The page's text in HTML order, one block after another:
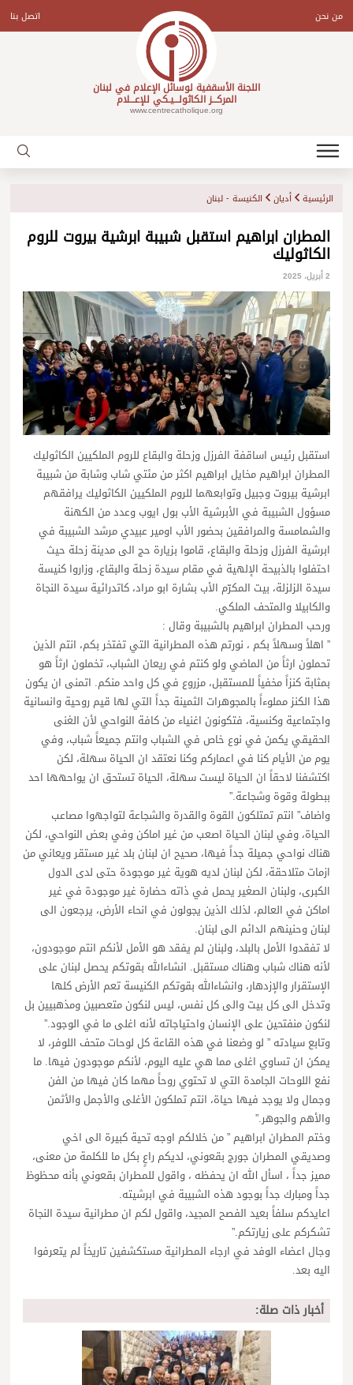
contentمن نحن اتصل بنا
اللجنة الأسقفية لوسائل الإعلام في لبنان
المركـــز الكاثولـــيـكي للإعـــلام
www.centrecatholique.org
الرئيسية أديان الكنيسة - لبنان
المطران ابراهيم استقبل شبيبة ابرشية بيروت للروم
الكاثوليك
2 أبريل، 2025
استقبل رئيس اساقفة الفرزل وزحلة والبقاع للروم الملكيين الكاثوليك
المطران ابراهيم مخايل ابراهيم اكثر من مئتي شاب وشابة من شبيبة
ابرشية بيروت وجبيل وتوابعهما للروم الملكيين الكاثوليك يرافقهم
مسؤول الشبيبة في الأبرشية الأب بول ايوب وعدد من الكهنة
والشمامسة والمرافقين بحضور الأب اومير عبيدي مرشد الشبيبة في
ابرشية الفرزل وزحلة والبقاع، قاموا بزيارة حج الى مدينة زحلة حيث
احتفلوا بالذبيحة الإلهية في مقام سيدة زحلة والبقاع، وزاروا كنيسة
سيدة الزلزلة، بيت المكرّم الأب بشارة ابو مراد، كاتدرائية سيدة النجاة
والكابيلا والمتحف الملكي.
ورحب المطران ابراهيم بالشبيبة وقال :
” اهلاً وسهلاً بكم ، نورتم هذه المطرانية التي تفتخر بكم، انتم الذين
تحملون ارثاً من الماضي ولو كنتم في ريعان الشباب، تخملون ارثاً هو
بمثابة كنزاً مخفياً للمستقبل، مزروع في كل واحد منكم. اتمنى ان يكون
هذا الكنز مملوءاً بالمجوهرات الثمينة جداً التي لها قيم روحية وانسانية
واجتماعية وكنسية، فتكونون اغنياء من كافة النواحي لأن الغنى
الحقيقي يكمن في نوع خاص في الشباب وانتم جميعاً شباب، وفي
يوم من الأيام كنا في اعماركم وكنا نعتقد ان الحياة سهلة، لكن
اكتشفنا لاحقاً ان الحياة ليست سهلة، الحياة تستحق ان يواحهها احد
ببطولة وقوة وشجاعة.”
واضاف” انتم تمتلكون القوة والقدرة والشجاعة لتواجهوا مصاعب
الحياة، وفي لبنان الحياة اصعب من غير اماكن وفي بعض النواحي، لكن
هناك نواحي جميلة جداً فيها، صحيح ان لبنان بلد غير مستقر ويعاني من
ازمات متلاحقة، لكن لبنان لديه هوية غير موجودة حتى لدى الدول
الكبرى، ولبنان الصغير يحمل في ذاته حضارة غير موجودة في غير
اماكن في العالم، لذلك الذين يجولون في انحاء الأرض، يرجعون الى
لبنان وحنينهم الدائم الى لبنان.
لا تفقدوا الأمل بالبلد، ولبنان لم يفقد هو الأمل لأنكم انتم موجودون،
لأنه هناك شباب وهناك مستقبل. انشاءالله بقوتكم يحصل لبنان على
الإستقرار والإزدهار، وانشاءالله بقوتكم الكنيسة تعم الأرض كلها
وتدخل الى كل بيت والى كل نفس، ليس لنكون متعصبين ومذهبيين بل
لنكون منفتحين على الإنسان واحتياجاته لأنه اغلى ما في الوجود.”
وتابع سيادته ” لو وضعنا في هذه القاعة كل لوحات متحف اللوفر، لا
يمكن ان تساوي اغلى مما هي عليه اليوم، لأنكم موجودون فيها. ما
نفع اللوحات الجامدة التي لا تحتوي روحاً مهما كان فيها من الفن
وجمال ولا يوجد فيها حياة، انتم تملكون الأغلى والأجمل والأثمن
والأهم والجوهر.”
وختم المطران ابراهيم ” من خلالكم اوجه تحية كبيرة الى اخي
وصديقي المطران جورج بقعوني، لديكم راعٍ بكل ما للكلمة من معنى،
مميز جداً ، اسأل الله ان يحفظه ، واقول للمطران بقعوني بأنه محظوظ
جداً ومبارك جداً بوجود هذه الشبيبة في ابرشيته.
اعايدكم سلفاً بعيد الفصح المجيد، واقول لكم ان مطرانية سيدة النجاة
تشكركم على زيارتكم.”
وجال اعضاء الوفد في ارجاء المطرانية مستكشفين تاريخاً لم يتعرفوا
اليه بعد.
أخبار ذات صلة: